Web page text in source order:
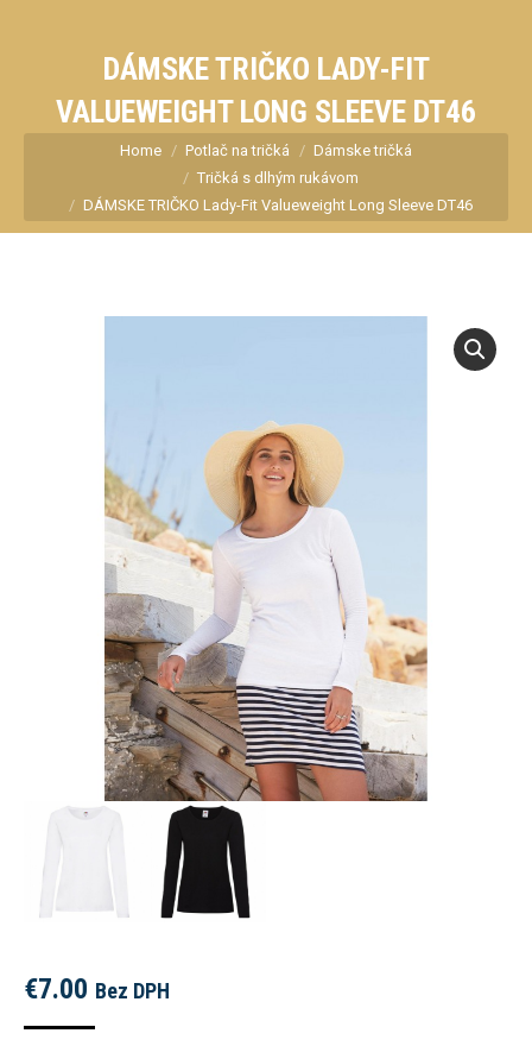
DÁMSKE TRIČKO LADY-FIT
VALUEWEIGHT LONG SLEEVE DT46
You are here:Home Potlač na tričká
Dámske tričká
Tričká s dlhým rukávom
DÁMSKE TRIČKO Lady-Fit Valueweight Long Sleeve DT46
€7.00 Bez DPH